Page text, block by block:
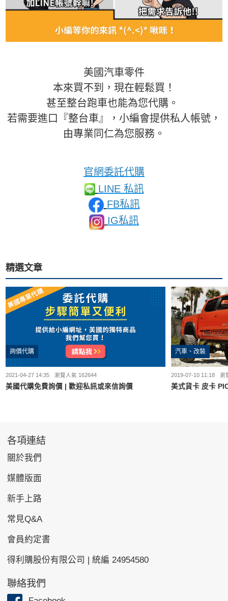
美國汽車零件
本來買不到，現在輕鬆買！
甚至整台跑車也能為您代購。
若需要進口『整台車』，小編會提供私人帳號，
由專業同仁為您服務。
官網委託代購
LINE 私訊
FB私訊
IG私訊
精選文章
詢價代購
美國代購免費詢價 | 歡迎私訊或來信詢價
2021-04-27 14:35 瀏覽人氣 162644
汽車、改裝
美式貨卡 皮卡
2019-07-10 11:18 瀏
各項連結
關於我們
媒體版面
新手上路
常見Q&A
會員約定書
得利購股份有限公司 | 統編 24954580
聯絡我們